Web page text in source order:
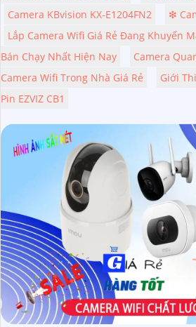
Camera KBvision KX-E1204FN2
❇
Lắp Camera Wifi Giá Rẻ Đang Khuyến
Bán Chạy Nhất Hiện Nay
Camera
Camera Wifi Trong Nhà Giá Rẻ
Giới
Pin EZVIZ CB1